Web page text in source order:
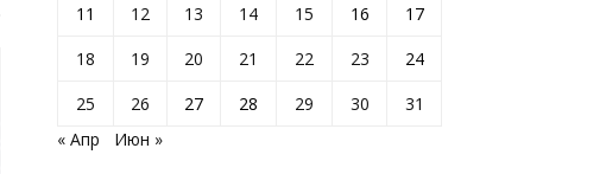
11
12 13 14 15 16
17
18
19 20 21 22 23
24
25
26 27 28 29 30
31
« Апр
Июн »